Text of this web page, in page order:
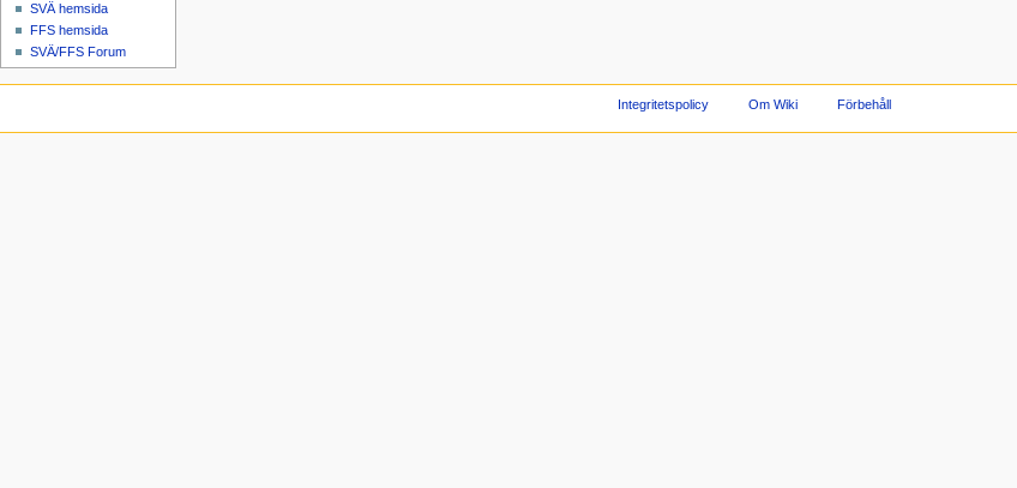
SVÄ hemsida
FFS hemsida
SVÄ/FFS Forum
Integritetspolicy Om Wiki Förbehåll